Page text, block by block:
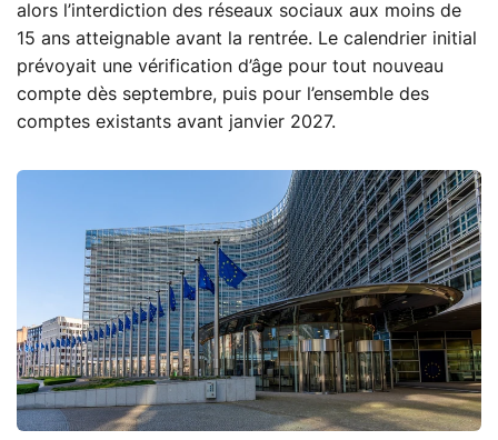
alors l’interdiction des réseaux sociaux aux moins de
15 ans atteignable avant la rentrée. Le calendrier initial
prévoyait une vérification d’âge pour tout nouveau
compte dès septembre, puis pour l’ensemble des
comptes existants avant janvier 2027.